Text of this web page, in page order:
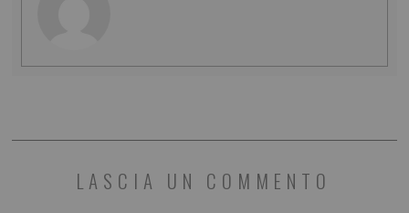
LASCIA UN COMMENTO